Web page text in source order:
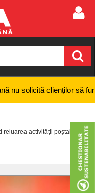
clienților să
activității poștale